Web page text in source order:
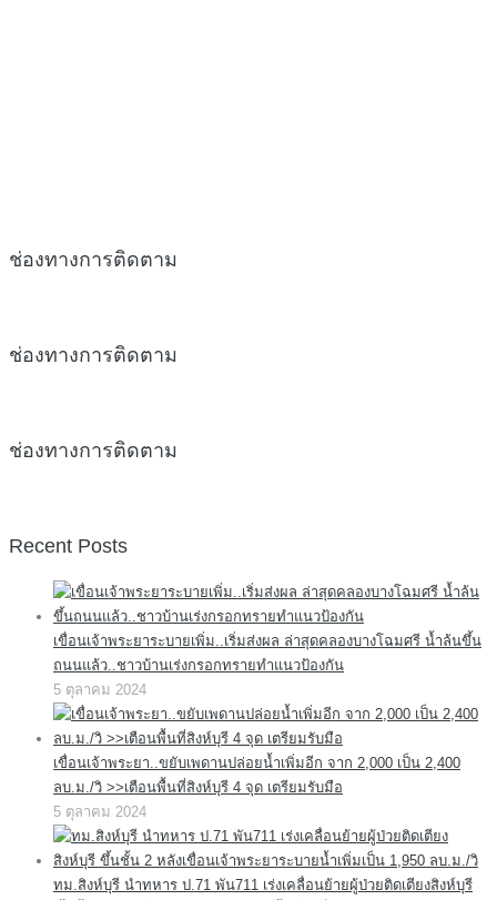
ช่องทางการติดตาม
ช่องทางการติดตาม
ช่องทางการติดตาม
Recent Posts
เขื่อนเจ้าพระยาระบายเพิ่ม..เริ่มส่งผล ล่าสุดคลองบางโฉมศรี น้ำล้นขึ้น
ถนนแล้ว..ชาวบ้านเร่งกรอกทรายทำแนวป้องกัน
5 ตุลาคม 2024
เขื่อนเจ้าพระยา..ขยับเพดานปล่อยน้ำเพิ่มอีก จาก 2,000 เป็น 2,400
ลบ.ม./วิ >>เตือนพื้นที่สิงห์บุรี 4 จุด เตรียมรับมือ
5 ตุลาคม 2024
ทม.สิงห์บุรี นำทหาร ป.71 พัน711 เร่งเคลื่อนย้ายผู้ป่วยติดเตียงสิงห์บุรี